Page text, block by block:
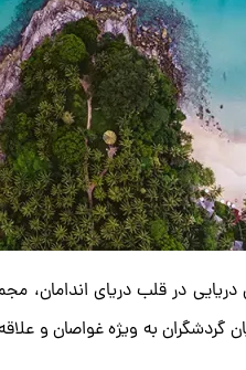
دریایی در قلب دریای
گردشگران به‌ ویژه غواصان و